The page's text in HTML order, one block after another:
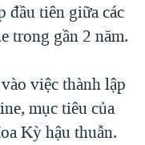
NAM
HẢI SÂM
NÔNG THÔN MỸ
đầu tiên giữa các
trong gần 2 năm.
việc thành lập
mục tiêu của
Kỳ hậu thuẫn.